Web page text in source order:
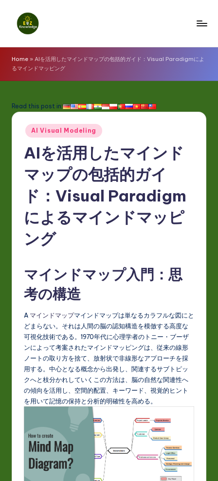
z
K
o
w
A
Home » AIを活用したマインドマップの包括的ガイド：Visual Paradigmによ
るマインドマッピング
Read this post in:
Posted
in
AI Visual Modeling
AIを活用したマインド
マップの包括的ガイ
ド：Visual Paradigm
によるマインドマッピ
ング
マインドマップ入門：思
考の構造
A マインドマップマインドマップは単なるカラフルな図にと
どまらない。それは人間の脳の認知構造を模倣する高度な
可視化技術である。1970年代に心理学者のトニー・ブーザ
ンによって考案されたマインドマッピングは、従来の線形
ノートの取り方を捨て、放射状で非線形なアプローチを採
用する。中心となる概念から出発し、関連するサブトピッ
クへと枝分かれしていくこの方法は、脳の自然な関連性へ
の傾向を活用し、空間的配置、キーワード、視覚的ヒント
を用いて記憶の保持と分析的明確性を高める。